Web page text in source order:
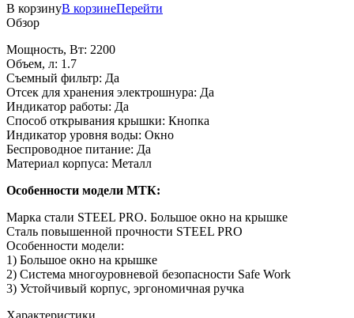
В корзинуВ корзинеПерейти
Обзор
Мощность, Вт: 2200
Объем, л: 1.7
Съемный фильтр: Да
Отсек для хранения электрошнура: Да
Индикатор работы: Да
Способ открывания крышки: Кнопка
Индикатор уровня воды: Окно
Беспроводное питание: Да
Материал корпуса: Металл
Особенности модели МТК:
Марка стали STEEL PRO. Большое окно на крышке
Сталь повышенной прочности STEEL PRO
Особенности модели:
1) Большое окно на крышке
2) Система многоуровневой безопасности Safe Work
3) Устойчивый корпус, эргономичная ручка
Характеристики